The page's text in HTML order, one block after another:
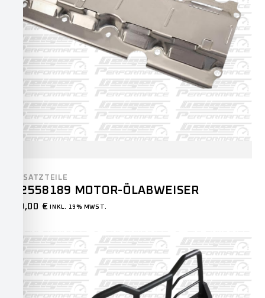
ERSATZTEILE
12558189 MOTOR-ÖLABWEISER
70,00 € INKL. 19% MWST.